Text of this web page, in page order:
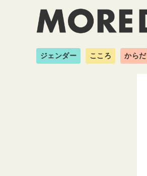
ジェンダー こころ からだ